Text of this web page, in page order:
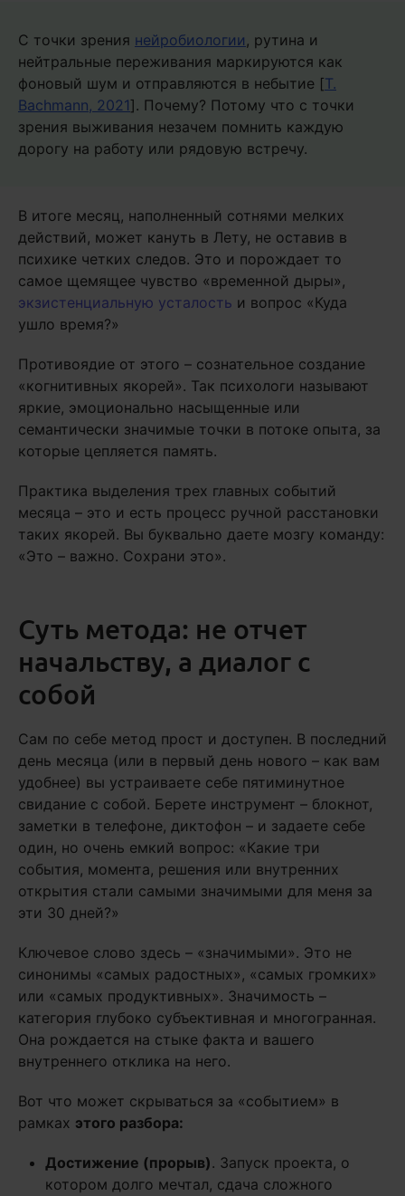
С точки зрения нейробиологии , рутина и
нейтральные переживания маркируются как
фоновый шум и отправляются в небытие [T.
Bachmann, 2021]. Почему? Потому что с точки
зрения выживания незачем помнить каждую
дорогу на работу или рядовую встречу.
В итоге месяц, наполненный сотнями мелких
действий, может кануть в Лету, не оставив в
психике четких следов. Это и порождает то
самое щемящее чувство «временной дыры»,
экзистенциальную усталость и вопрос «Куда
ушло время?»
Противоядие от этого – сознательное создание
«когнитивных якорей». Так психологи называют
яркие, эмоционально насыщенные или
семантически значимые точки в потоке опыта, за
которые цепляется память.
Практика выделения трех главных событий
месяца – это и есть процесс ручной расстановки
таких якорей. Вы буквально даете мозгу команду:
«Это – важно. Сохрани это».
Суть метода: не отчет
начальству, а диалог с
собой
Сам по себе метод прост и доступен. В последний
день месяца (или в первый день нового – как вам
удобнее) вы устраиваете себе пятиминутное
свидание с собой. Берете инструмент – блокнот,
заметки в телефоне, диктофон – и задаете себе
один, но очень емкий вопрос: «Какие три
события, момента, решения или внутренних
открытия стали самыми значимыми для меня за
эти 30 дней?»
Ключевое слово здесь – «значимыми». Это не
синонимы «самых радостных», «самых громких»
или «самых продуктивных». Значимость –
категория глубоко субъективная и многогранная.
Она рождается на стыке факта и вашего
внутреннего отклика на него.
Вот что может скрываться за «событием» в
рамках этого разбора:
Достижение (прорыв). Запуск проекта, о
котором долго мечтал, сдача сложного